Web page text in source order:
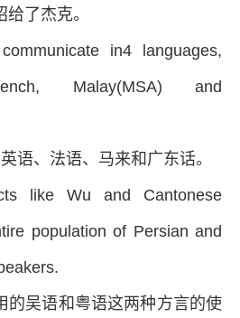
了杰克。
in4 languages,
Malay(MSA) and
语、法语、马来和广东话。
like Wu and Cantonese
population of Persian and
的吴语和粤语这两种方言的使